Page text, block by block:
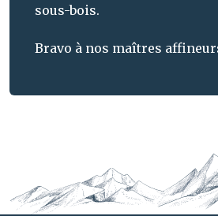
sous-bois.
Bravo à nos maîtres